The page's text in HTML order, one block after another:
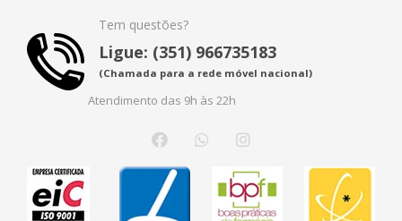
Tem questões?
Ligue: (351) 966735183
(Chamada para a rede móvel nacional)
Atendimento das 9h às 22h